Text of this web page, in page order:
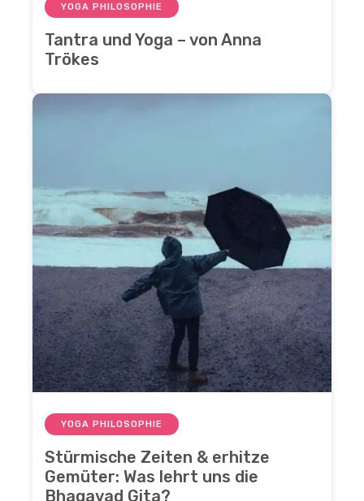
YOGA PHILOSOPHIE
Tantra und Yoga – von Anna
Trökes
YOGA PHILOSOPHIE
Stürmische Zeiten & erhitze
Gemüter: Was lehrt uns die
Bhagavad Gita?